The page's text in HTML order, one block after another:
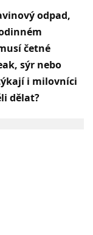
odpad,
četné
sýr nebo
i milovníci
dělat?